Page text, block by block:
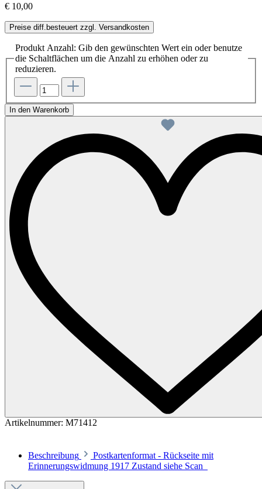
€ 10,00
Preise diff.besteuert zzgl. Versandkosten
Produkt Anzahl: Gib den gewünschten Wert ein oder benutze
die Schaltflächen um die Anzahl zu erhöhen oder zu
reduzieren.
In den Warenkorb
Artikelnummer: M71412
Beschreibung
Postkartenformat - Rückseite mit
Erinnerungswidmung 1917 Zustand siehe Scan